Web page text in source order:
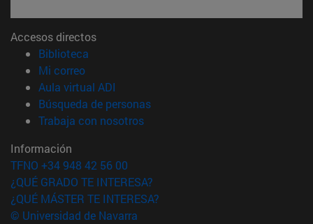
Accesos directos
Biblioteca
Mi correo(abre en nueva ventana)
Aula virtual ADI
Búsqueda de personas(abre en nueva ventana)
Trabaja con nosotros(abre en nueva ventana)
Información
TFNO +34 948 42 56 00
¿QUÉ GRADO TE INTERESA?
¿QUÉ MÁSTER TE INTERESA?
© Universidad de Navarra